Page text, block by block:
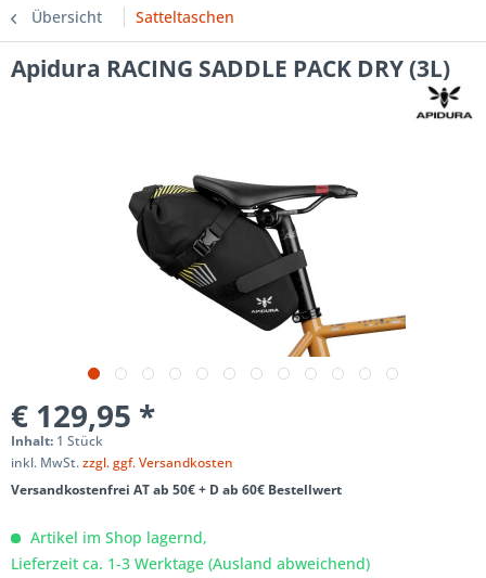
Übersicht Satteltaschen
Apidura RACING SADDLE PACK DRY (3L)
€ 129,95 *
Inhalt: 1 Stück
inkl. MwSt.zzgl. ggf. Versandkosten
Versandkostenfrei AT ab 50€ + D ab 60€ Bestellwert
Artikel im Shop lagernd,
Lieferzeit ca. 1-3 Werktage (Ausland abweichend)